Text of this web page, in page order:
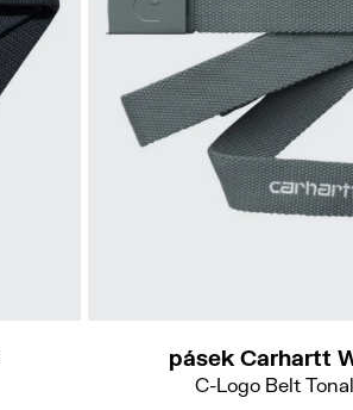
pásek Carhartt
C-Logo Belt Tonal